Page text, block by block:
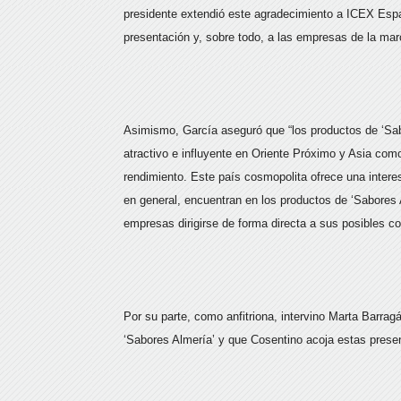
presidente extendió este agradecimiento a ICEX
presentación y, sobre todo, a las empresas de la
Asimismo, García aseguró que “los productos de
atractivo e influyente en Oriente Próximo y Asia
rendimiento. Este país cosmopolita ofrece una
en general, encuentran en los productos de
empresas dirigirse de forma directa a sus posibles
Por su parte, como anfitriona, intervino Marta
‘Sabores Almería’ y que Cosentino acoja estas